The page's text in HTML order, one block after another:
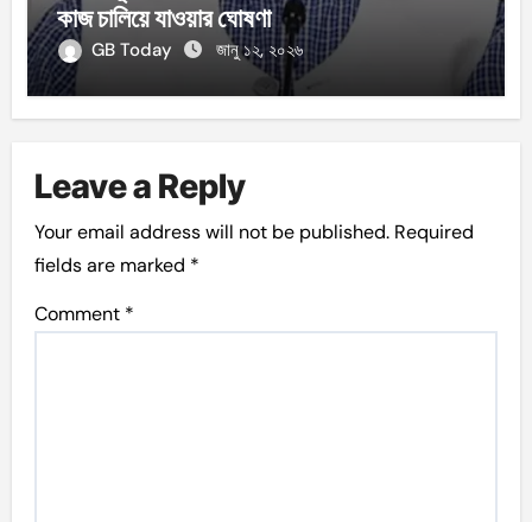
কাজ চালিয়ে যাওয়ার ঘোষণা
GB Today জানু ১২, ২০২৬
Leave a Reply
Your email address will not be published. Required
fields are marked *
Comment *